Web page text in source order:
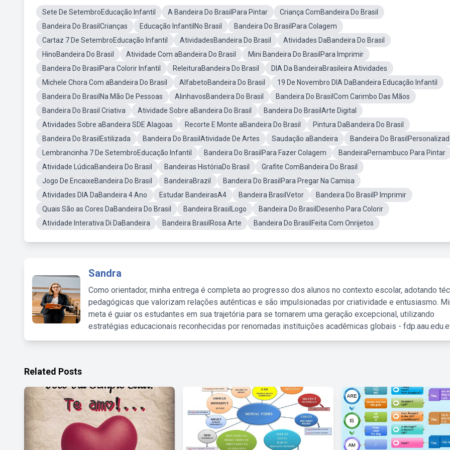
Sete De SetembroEducação Infantil A Bandeira Do BrasilPara Pintar
Criança ComBandeira Do Brasil
Bandeira Do BrasilCrianças
Educação InfantilNo Brasil
Bandeira Do BrasilPara Colagem
Cartaz 7 De SetembroEducação Infantil
AtividadesBandeira Do Brasil
Atividades DaBandeira Do Brasil
HinoBandeira Do Brasil
Atividade Com aBandeira Do Brasil
Mini Bandeira Do BrasilPara Imprimir
Bandeira Do BrasilPara Colorir Infantil
ReleituraBandeira Do Brasil
DIA Da BandeiraBrasileira Atividades
Michele Chora Com aBandeira Do Brasil
AlfabetoBandeira Do Brasil
19 De Novembro DIA DaBandeira Educação Infantil
Bandeira Do BrasilNa Mão De Pessoas
AlinhavosBandeira Do Brasil
Bandeira Do BrasilCom Carimbo Das Mãos
Bandeira Do Brasil Criativa
Atividade Sobre aBandeira Do Brasil
Bandeira Do BrasilArte Digital
Atividades Sobre aBandeira SDE Alagoas
Recorte E Monte aBandeira Do Brasil
Pintura DaBandeira Do Brasil
Bandeira Do BrasilEstilizada
Bandeira Do BrasilAtividade De Artes Saudação aBandeira
Bandeira Do
Lembrancinha 7 De SetembroEducação Infantil
Bandeira Do BrasilPara Fazer Colagem
BandeiraPernambuco Para Pintar
Atividade LúdicaBandeira Do Brasil
Bandeiras HistóriaDo Brasil
Grafite ComBandeira Do Brasil
Jogo De EncaixeBandeira Do Brasil
BandeiraBrazil
Bandeira Do BrasilPara Pregar Na Camisa
Atividades DIA DaBandeira 4 Ano
Estudar BandeirasA4 Bandeira BrasilVetor
Bandeira Do BrasilP Imprimir
Quais São as Cores DaBandeira Do Brasil
Bandeira BrasilLogo
Bandeira Do BrasilDesenho Para Colorir
Atividade Interativa Di DaBandeira
Bandeira BrasilRosa Arte Bandeira Do BrasilFeita Com Onrijetos
Sandra
Como orientador, minha entrega é completa ao progresso dos alunos no contexto escolar, adotando
pedagógicas que valorizam relações autênticas e são impulsionadas por criatividade e entusiasmo.
meta é guiar os estudantes em sua trajetória para se tornarem uma geração excepcional, utilizando
estratégias educacionais reconhecidas por renomadas instituições acadêmicas globais -
Related Posts